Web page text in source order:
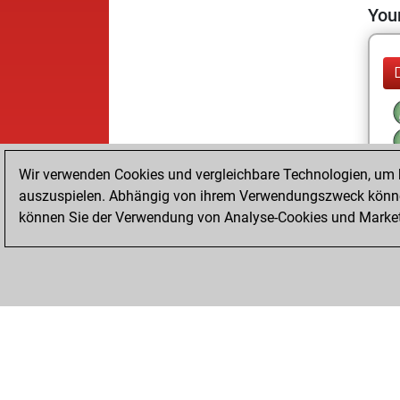
Wir verwenden Cookies und vergleichbare Technologien,
auszuspielen. Abhängig von ihrem Verwendungszweck
können Sie der Verwendung von Analyse-Cookies und